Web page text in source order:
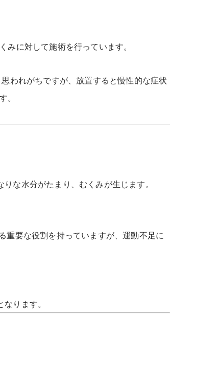
みに対して施術を行っています。
われがちですが、放置すると慢性的な症状
。
な水分がたまり、むくみが生じます。
重要な役割を持っていますが、運動不足に
ります。